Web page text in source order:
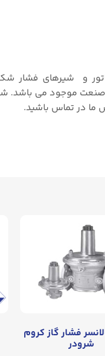
و شیرهای فشار
موجود می باشد.
ما در تماس باشید.
فشار گاز کروم
شرودر